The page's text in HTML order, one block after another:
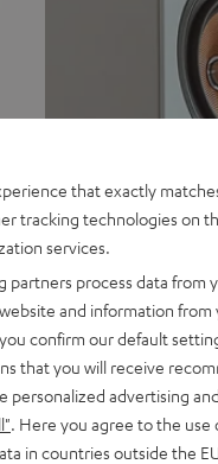
that exactly
tracking technologies on
services.
process data from
and information
, you confirm our default
that you will receive
personalized advertising
. Here you agree to the use
in countries outside the